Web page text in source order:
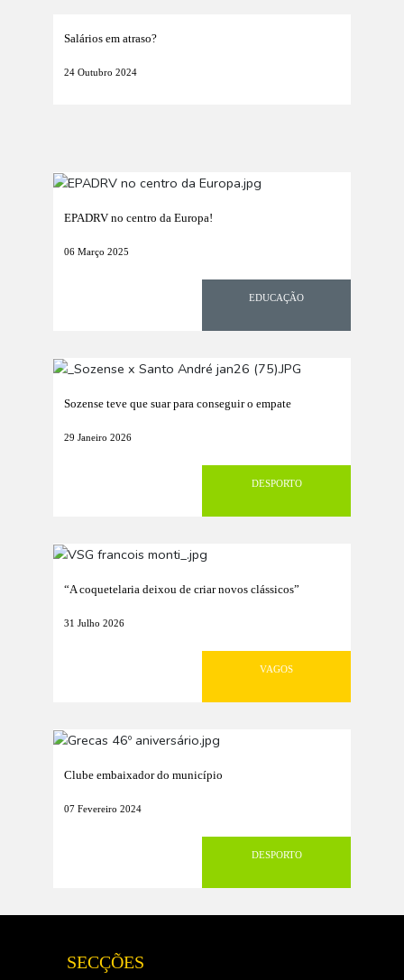
Salários em atraso?
24 Outubro 2024
EPADRV no centro da Europa!
06 Março 2025
EDUCAÇÃO
Sozense teve que suar para conseguir o empate
29 Janeiro 2026
DESPORTO
“A coquetelaria deixou de criar novos clássicos”
31 Julho 2026
VAGOS
Clube embaixador do município
07 Fevereiro 2024
DESPORTO
SECÇÕES